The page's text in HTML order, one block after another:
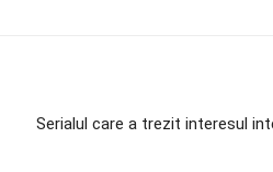
Serialul care a trezit interesul